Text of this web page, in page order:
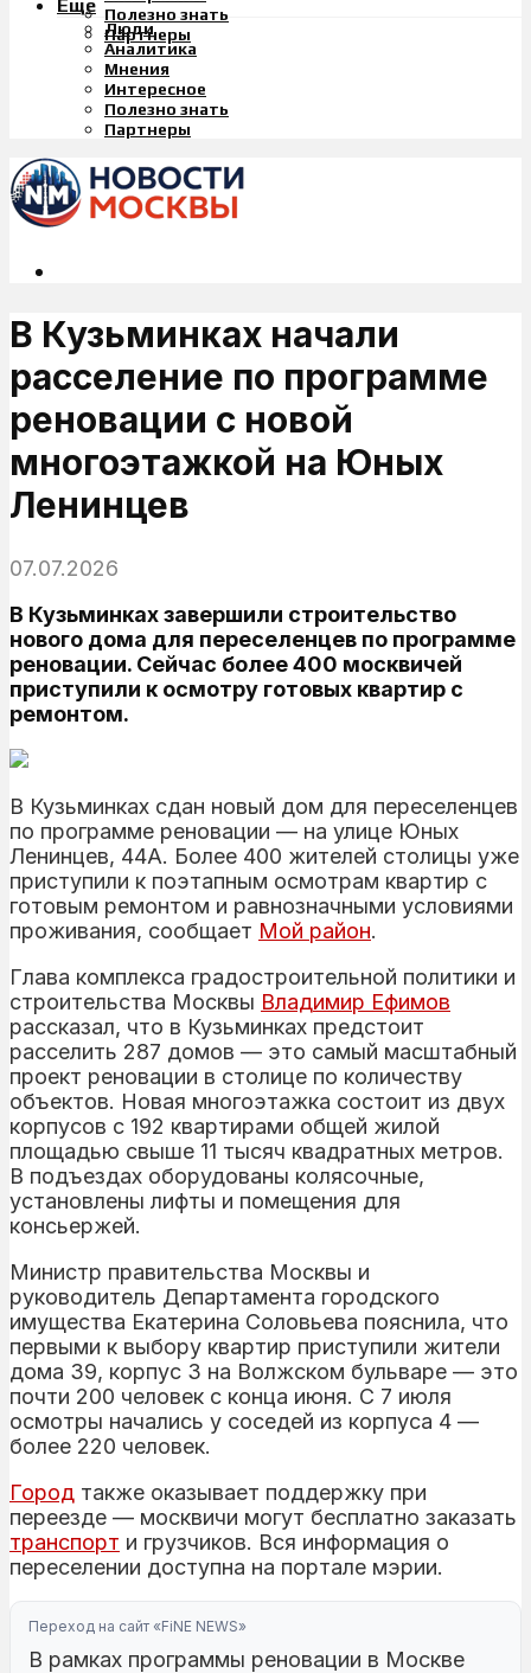
Полезно знать
Партнеры
Еще
Люди
Аналитика
Мнения
Интересное
Полезно знать
Партнеры
В Кузьминках начали
расселение по программе
реновации с новой
многоэтажкой на Юных
Ленинцев
07.07.2026
В Кузьминках завершили строительство
нового дома для переселенцев по программе
реновации. Сейчас более 400 москвичей
приступили к осмотру готовых квартир с
ремонтом.
В Кузьминках сдан новый дом для переселенцев
по программе реновации — на улице Юных
Ленинцев, 44А. Более 400 жителей столицы уже
приступили к поэтапным осмотрам квартир с
готовым ремонтом и равнозначными условиями
проживания, сообщает Мой район.
Глава комплекса градостроительной политики и
строительства Москвы Владимир Ефимов
рассказал, что в Кузьминках предстоит
расселить 287 домов — это самый масштабный
проект реновации в столице по количеству
объектов. Новая многоэтажка состоит из двух
корпусов с 192 квартирами общей жилой
площадью свыше 11 тысяч квадратных метров.
В подъездах оборудованы колясочные,
установлены лифты и помещения для
консьержей.
Министр правительства Москвы и
руководитель Департамента городского
имущества Екатерина Соловьева пояснила, что
первыми к выбору квартир приступили жители
дома 39, корпус 3 на Волжском бульваре — это
почти 200 человек с конца июня. С 7 июля
осмотры начались у соседей из корпуса 4 —
более 220 человек.
Город также оказывает поддержку при
переезде — москвичи могут бесплатно заказать
транспорт и грузчиков. Вся информация о
переселении доступна на портале мэрии.
Переход на сайт «FiNE NEWS»
В рамках программы реновации в Москве